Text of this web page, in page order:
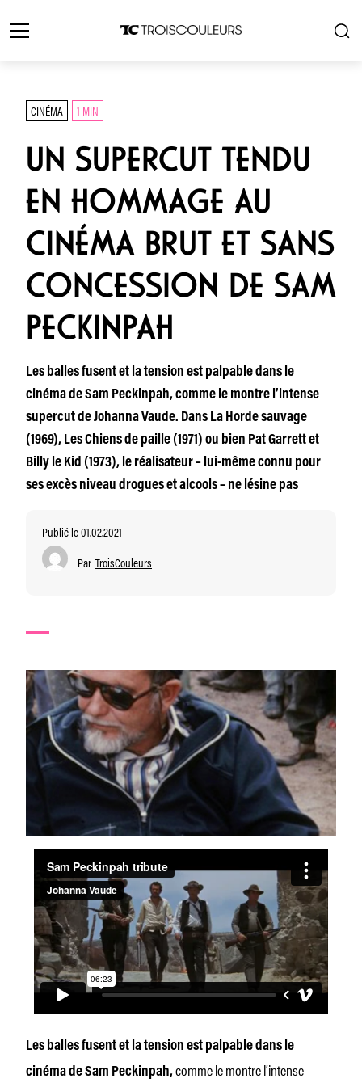
CINÉMA 1 MIN
UN SUPERCUT TENDU
EN HOMMAGE AU
CINÉMA BRUT ET SANS
CONCESSION DE SAM
PECKINPAH
Les balles fusent et la tension est palpable dans le
cinéma de Sam Peckinpah, comme le montre l’intense
supercut de Johanna Vaude. Dans La Horde sauvage
(1969), Les Chiens de paille (1971) ou bien Pat Garrett et
Billy le Kid (1973), le réalisateur – lui-même connu pour
ses excès niveau drogues et alcools – ne lésine pas
Publié le 01.02.2021
Par TroisCouleurs
Les balles fusent et la tension est palpable dans le
cinéma de Sam Peckinpah,comme le montre l’intense